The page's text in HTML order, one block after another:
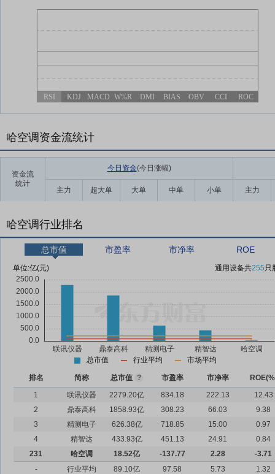
RSI KDJ MACD W%R DMI BIAS OBV CCI ROC
哈空调资金流统计
资金流
统计
今日资金(今日涨幅)
主力 超大单 大单 中单 小单 主力
哈空调行业排名
总市值 市盈率 市净率 ROE
单位:亿(元) 通用设备共255只
总市值 行业平均 市场平均
排名 简称 总市值 ? 市盈率 市净率
1
联讯仪器 2279.20亿 834.18 222.13
12.43
2
鼎泰高科 1858.93亿 308.23 66.03
9.38
3
精测电子 626.38亿 718.85 15.00
0.97
4
精智达 433.93亿 451.13 24.91
0.84
231
哈空调 18.52亿 -137.77 2.28
-3.71
-
行业平均 89.10亿 97.58 5.73
1.32